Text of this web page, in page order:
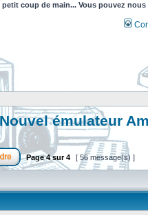
petit coup de main... Vous pouvez
émulateur
Page4sur4 [ 56 message(s) ]